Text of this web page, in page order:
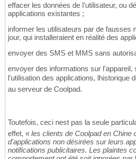
effacer les données de l'utilisateur, ou
applications existantes ;
informer les utilisateurs par de fausses
jour, qui installeraient en réalité des
envoyer des SMS et MMS sans
envoyer des informations sur l'appareil,
l'utilisation des applications, lhistorique
au serveur de Coolpad.
Toutefois, ceci nest pas la seule
effet, « les clients de Coolpad en Chine
d'applications non désirées sur leurs
notifications publicitaires. Les plaintes